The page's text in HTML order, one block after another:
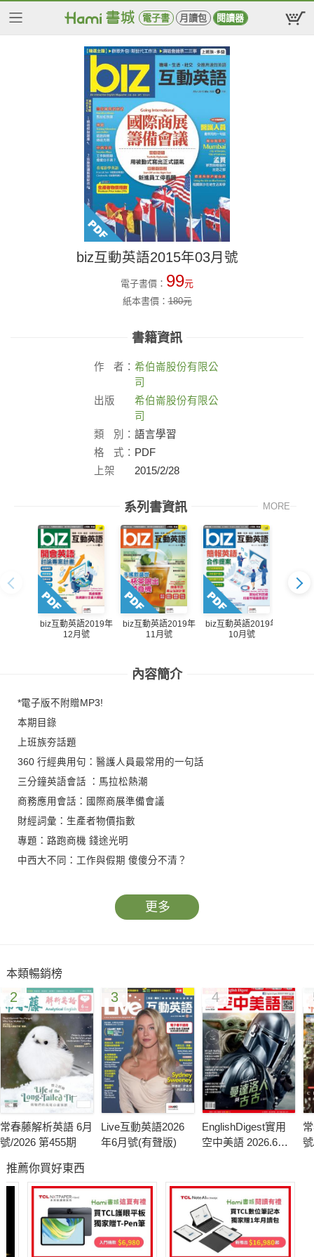
電子書 月讀包 閱讀器
biz互動英語2015年03月號
電子書價： 99元
紙本書價：180元
書籍資訊
作 者： 希伯崙股份有限公
司
出版
希伯崙股份有限公
司
類
別： 語言學習
格
式： PDF
上架
2015/2/28
系列書資訊 MORE
biz互動英語2019年
12月號
biz互動英語2019年
11月號
biz互動英語2019年
10月號
內容簡介
*電子版不附贈MP3!
本期目錄
上班族夯話題
360 行經典用句：醫護人員最常用的一句話
三分鐘英語會話 ：馬拉松熱潮
商務應用會話：國際商展準備會議
財經詞彙：生產者物價指數
專題：路跑商機 錢途光明
中西大不同：工作與假期 傻傻分不清？
辦公室會話：新進員工停看聽
商務寫作學院：用被動式寫出正式語氣
多益對話 解題密技
多益句子填空 解題密技
知識大圖解：珊瑚礁上的生命
多益測驗模擬試題
更多
本類暢銷榜
2
常春藤解析英語 6月
號/2026 第455期
3
Live互動英語2026
年6月號(有聲版)
4
EnglishDigest實用
空中美語 2026.6月
推薦你買好東西